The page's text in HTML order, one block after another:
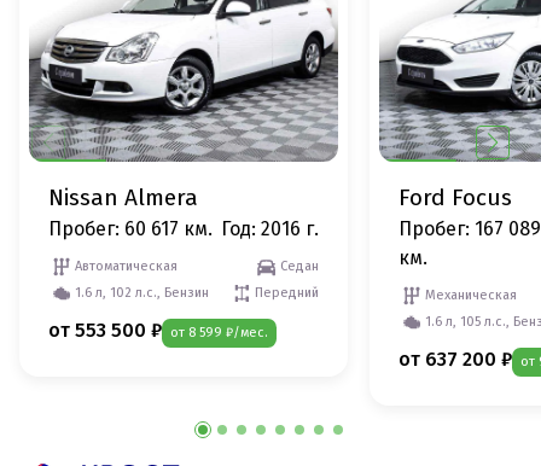
Nissan Almera
Пробег: 60 617 км. Год: 2016 г.
Автоматическая
Седан
1.6 л, 102 л.с., Бензин
Передний
от 553 500 ₽ от 8 599 ₽/мес.
Ford Focus
Пробег: 167 089
км.
Механическая
1.6 л, 105 л.с.,
от 637 200 ₽ от